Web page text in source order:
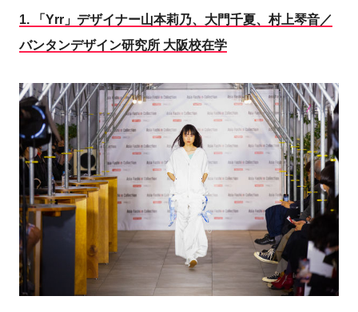
1.
「Yrr」デザイナー山本莉乃、大門千夏、村上琴音／
バンタンデザイン研究所 大阪校在学